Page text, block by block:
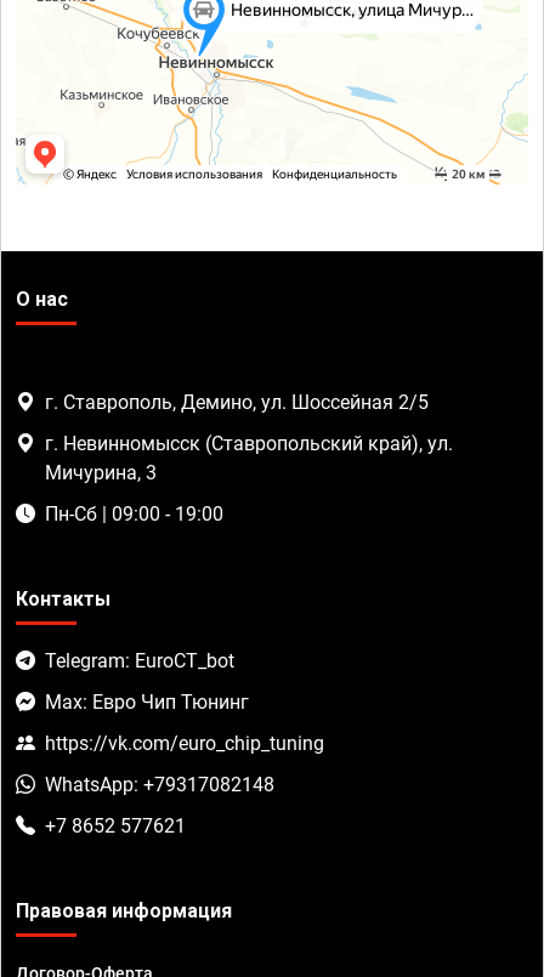
О нас
г. Ставрополь, Демино, ул. Шоссейная 2/5
г. Невинномысск (Ставропольский край), ул.
Мичурина, 3
Пн-Сб | 09:00 - 19:00
Контакты
Telegram: EuroCT_bot
Max: Евро Чип Тюнинг
https://vk.com/euro_chip_tuning
WhatsApp: +79317082148
+7 8652 577621
Правовая информация